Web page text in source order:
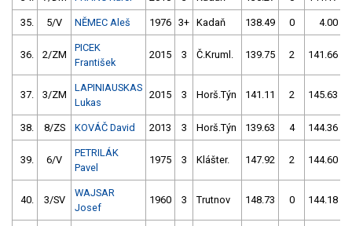
35. 5/V NĚMEC Aleš 1976 3+ Kadaň 138.49 0 4.00
36. 2/ZM
PICEK
František
2015 3 Č.Kruml. 139.75 2 141.66
37. 3/ZM
LAPINIAUSKAS
Lukas
2015 3 Horš.Týn 141.11 2 145.63
38. 8/ZS KOVÁČ David 2013 3 Horš.Týn 139.63 4 144.36
39. 6/V
PETRILÁK
Pavel
1975 3 Klášter. 147.92 2 144.60
40. 3/SV
WAJSAR
Josef
1960 3 Trutnov 148.73 0 144.18